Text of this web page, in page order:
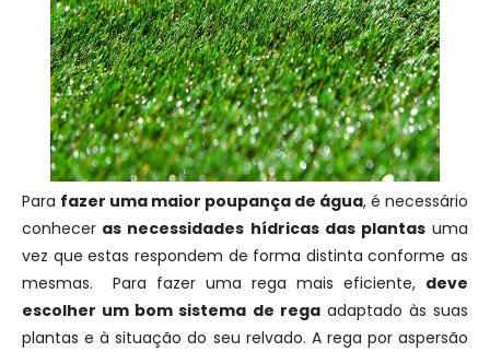
Para fazer uma maior poupança de água, é necessário
conhecer as necessidades hídricas das plantasuma
vez que estas respondem de forma distinta conforme as
mesmas. Para fazer uma rega mais eficiente, deve
escolher um bom sistema de regaadaptado às suas
plantas e à situação do seu relvado. A rega por aspersão